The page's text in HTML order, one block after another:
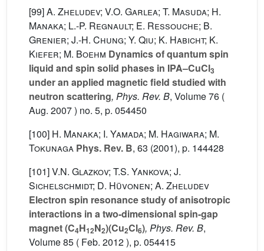
[99]A. Zheludev; V.O. Garlea; T. Masuda; H.
Manaka; L.-P. Regnault; E. Ressouche; B.
Grenier; J.-H. Chung; Y. Qiu; K. Habicht; K.
Kiefer; M. Boehm Dynamics of quantum spin
liquid and spin solid phases in IPA–CuCl3
under an applied magnetic field studied with
neutron scattering, Phys. Rev. B, Volume 76 (
Aug. 2007 ) no. 5, p. 054450
[100] H. Manaka; I. Yamada; M. Hagiwara; M.
Tokunaga Phys. Rev. B, 63 (2001), p. 144428
[101]V.N. Glazkov; T.S. Yankova; J.
Sichelschmidt; D. Hüvonen; A. Zheludev
Electron spin resonance study of anisotropic
interactions in a two-dimensional spin-gap
magnet (C4H12N2)(Cu2Cl6), Phys. Rev. B,
Volume 85 ( Feb. 2012 ), p. 054415